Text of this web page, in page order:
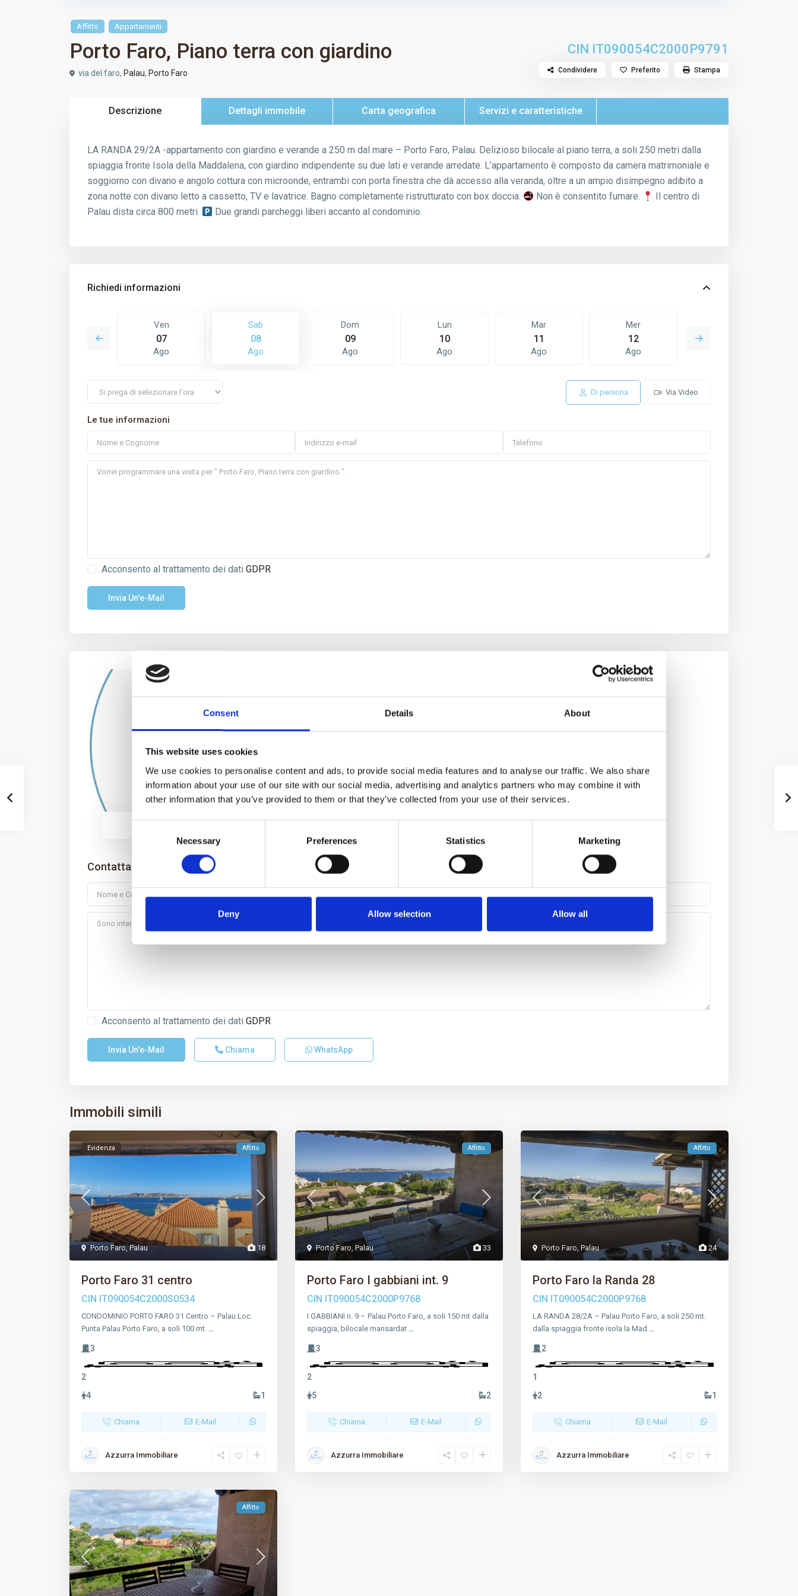
Consent Details About
This website uses cookies
We use cookies to personalise content and ads, to provide social media features and to analyse our traffic. We also share
information about your use of our site with our social media, advertising and analytics partners who may combine it with
other information that you’ve provided to them or that they’ve collected from your use of their services.
Necessary Preferences Statistics Marketing
Deny Allow selection Allow all
Affitto Appartamenti
Porto Faro, Piano terra con giardino CIN IT090054C2000P9791
via del faro, Palau, Porto Faro Condividere Preferito Stampa
Descrizione Dettagli immobile Carta geografica Servizi e caratteristiche
LA RANDA 29/2A -appartamento con giardino e verande a 250 m dal mare – Porto Faro, Palau. Delizioso bilocale al piano terra, a soli 250 metri dalla
spiaggia fronte Isola della Maddalena, con giardino indipendente su due lati e verande arredate. L’appartamento è composto da camera matrimoniale e
soggiorno con divano e angolo cottura con microonde, entrambi con porta finestra che dà accesso alla veranda, oltre a un ampio disimpegno adibito a
zona notte con divano letto a cassetto, TV e lavatrice. Bagno completamente ristrutturato con box doccia.
Non è consentito fumare.
Il centro di
Palau dista circa 800 metri.
Due grandi parcheggi liberi accanto al condominio.
Richiedi informazioni
Ven
07
Ago
Sab
08
Ago
Dom
09
Ago
Lun
10
Ago
Mar
11
Ago
Mer
12
Ago
Di persona Via Video
Le tue informazioni
Acconsento al trattamento dei dati GDPR
+39 0789 709779
Contattami
Acconsento al trattamento dei dati GDPR
Chiama WhatsApp
Immobili simili
18
Porto Faro,Palau
Evidenza Affitto
Porto Faro 31 centro
CIN IT090054C2000S0534
CONDOMINIO PORTO FARO 31 Centro – Palau Loc.
Punta Palau Porto Faro, a soli 100 mt.
3
2
4
1
Chiama E-Mail
Azzurra Immobiliare
33
Porto Faro Palau
Affitto
Porto Faro I gabbiani int. 9
CIN IT090054C2000P9768
I GABBIANI n. 9 – Palau Porto Faro, a soli 150 mt dalla
spiaggia, bilocale mansardat
3
2
5
2
Chiama E-Mail
Azzurra Immobiliare
24
Porto Faro Palau
Affitto
Porto Faro la Randa 28
CIN IT090054C2000P9768
LA RANDA 28/2A – Palau Porto Faro, a soli 250 mt.
dalla spiaggia fronte isola la Mad
2
1
2
1
Chiama E-Mail
Azzurra Immobiliare
Affitto